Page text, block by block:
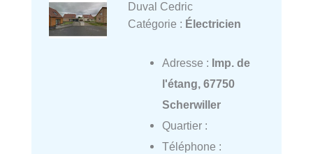
Duval Cedric
Catégorie : Électricien
Adresse : Imp. de
l'étang, 67750
Scherwiller
Quartier :
Téléphone :